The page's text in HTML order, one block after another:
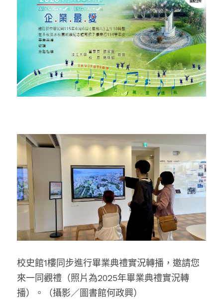
校史館1樓同步進行畢業典禮實況轉播，邀請您
來一同觀禮（照片為2025年畢業典禮實況轉
播）。（攝影／圖書館何政興）